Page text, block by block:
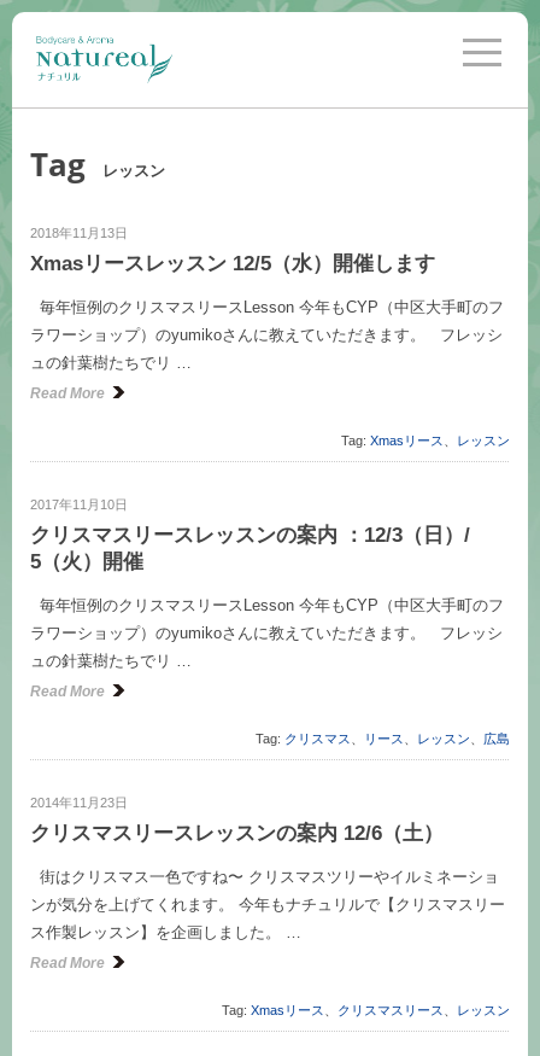
toggle
Tag レッスン
2018年11月13日
Xmasリースレッスン 12/5（水）開催します
毎年恒例のクリスマスリースLesson 今年もCYP（中区大手町のフ
ラワーショップ）のyumikoさんに教えていただきます。 フレッシ
ュの針葉樹たちでリ …
Read More
Tag: Xmasリース レッスン
2017年11月10日
クリスマスリースレッスンの案内 ：12/3（日）/
5（火）開催
毎年恒例のクリスマスリースLesson 今年もCYP（中区大手町のフ
ラワーショップ）のyumikoさんに教えていただきます。 フレッシ
ュの針葉樹たちでリ …
Read More
Tag: クリスマス リース レッスン 広島
2014年11月23日
クリスマスリースレッスンの案内 12/6（土）
街はクリスマス一色ですね〜 クリスマスツリーやイルミネーショ
ンが気分を上げてくれます。 今年もナチュリルで【クリスマスリー
ス作製レッスン】を企画しました。 …
Read More
Tag: Xmasリース、 クリスマスリース、 レッスン